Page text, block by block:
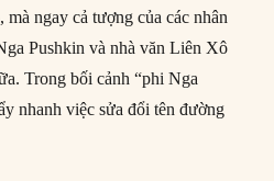
ngay cả tượng của các nhân
Pushkin và nhà văn Liên Xô
Trong bối cảnh “phi Nga
nhanh việc sửa đổi tên đường